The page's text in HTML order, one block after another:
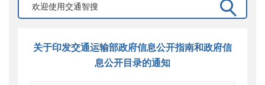
关于印发交通运输部政府信息公开指南和政府信
息公开目录的通知